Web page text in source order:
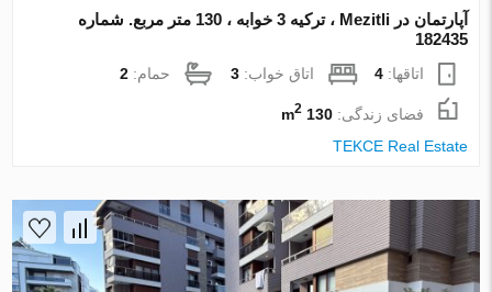
آپارتمان در Mezitli ، ترکیه 3 خوابه ، 130 متر مربع. شماره
182435
اتاقها:4 اتاق خواب:3 حمام:2
فضای زندگی:130 m
2
TEKCE Real Estate